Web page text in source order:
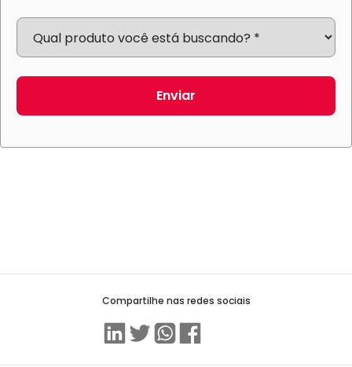
Enviar
Compartilhe nas redes sociais
LinkedinTwitterWhatsApp
Facebook